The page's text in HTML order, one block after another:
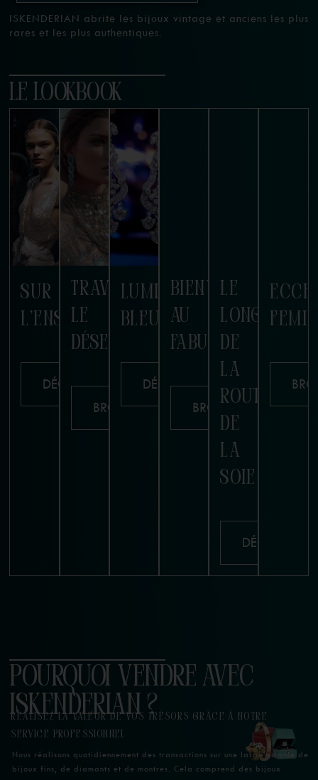
ISKENDERIAN abrite les bijoux vintage et anciens les plus
rares et les plus authentiques.
LE LOOKBOOK
SUR
L'ENSEMBLE
DÉCOUVRIR
TRAVERSER
LE
DÉSERT
BROWSE
LUMIÈRE
BLEUE
DÉCOUVRIR
BIENVENUE
AU
FABULEUX
BROWSE
LE
LONG
DE
LA
ROUTE
DE
LA
SOIE
DÉCOUVRIR
ECCE
POURQUOI VENDRE AVEC
ISKENDERIAN ?
RÉALISEZ LA VALEUR DE VOS TRÉSORS GRÂCE À NOTRE
SERVICE PROFESSIONNEL
Nous réalisons quotidiennement des transactions sur une large gamme de
bijoux fins, de diamants et de montres. Cela comprend des bijoux